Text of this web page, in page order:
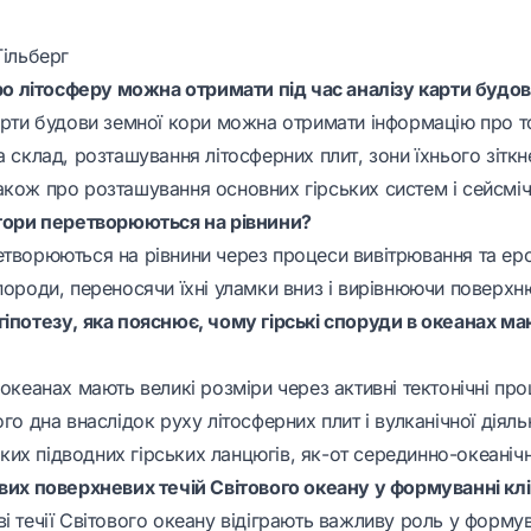
літосферу можна отримати під час аналізу карти
будови земної кори можна отримати інформацію про
склад, розташування літосферних плит, зони їхнього
про розташування основних гірських систем і
перетворюються на рівнини?
на рівнини через процеси вивітрювання та
переносячи їхні уламки вниз і вирівнюючи
яка пояснює, чому гірські споруди в океанах
мають великі розміри через активні тектонічні
дна внаслідок руху літосферних плит і вулканічної
підводних гірських ланцюгів, як-от серединно-
поверхневих течій Світового океану у формуванні
течії Світового океану відіграють важливу роль у